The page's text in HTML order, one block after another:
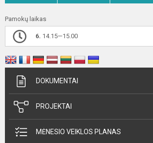
Pamokų laikas
6. 14.15—15.00
DOKUMENTAI
PROJEKTAI
MĖNESIO VEIKLOS PLANAS